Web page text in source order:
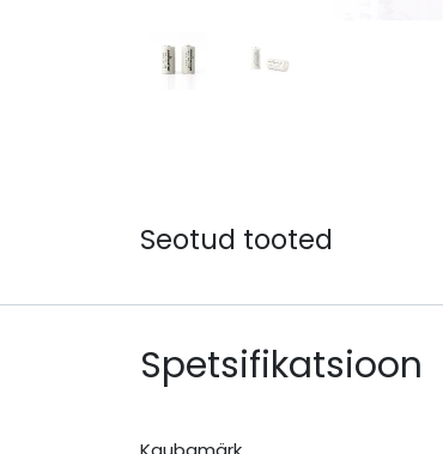
Seotud tooted
Spetsifikatsioon